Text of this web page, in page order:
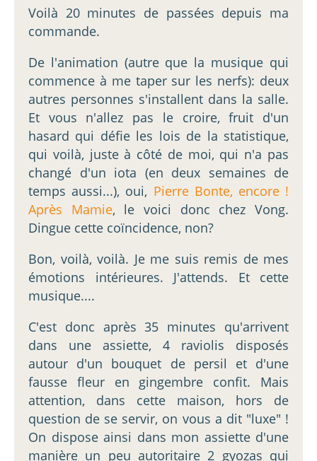
Voilà 20 minutes de passées depuis ma
commande.
De l'animation (autre que la musique qui
commence à me taper sur les nerfs): deux
autres personnes s'installent dans la salle.
Et vous n'allez pas le croire, fruit d'un
hasard qui défie les lois de la statistique,
qui voilà, juste à côté de moi, qui n'a pas
changé d'un iota (en deux semaines de
temps aussi...), oui, Pierre Bonte, encore !
Après Mamie, le voici donc chez Vong.
Dingue cette coïncidence, non?
Bon, voilà, voilà. Je me suis remis de mes
émotions intérieures. J'attends. Et cette
musique....
C'est donc après 35 minutes qu'arrivent
dans une assiette, 4 raviolis disposés
autour d'un bouquet de persil et d'une
fausse fleur en gingembre confit. Mais
attention, dans cette maison, hors de
question de se servir, on vous a dit "luxe" !
On dispose ainsi dans mon assiette d'une
manière un peu autoritaire 2 gyozas qui